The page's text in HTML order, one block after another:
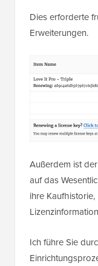
Dies erforderte
Erweiterungen.
Außerdem ist
auf das
ihre
Ich führe Sie